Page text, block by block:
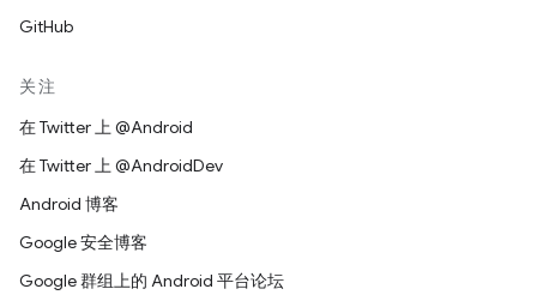
GitHub
关注
在 Twitter 上 @Android
在 Twitter 上 @AndroidDev
Android 博客
Google 安全博客
Google 群组上的 Android 平台论坛